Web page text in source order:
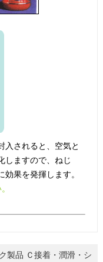
入されると、空気と
しますので、ねじ
果を発揮します。
製品 Ｃ接着・潤滑・シ